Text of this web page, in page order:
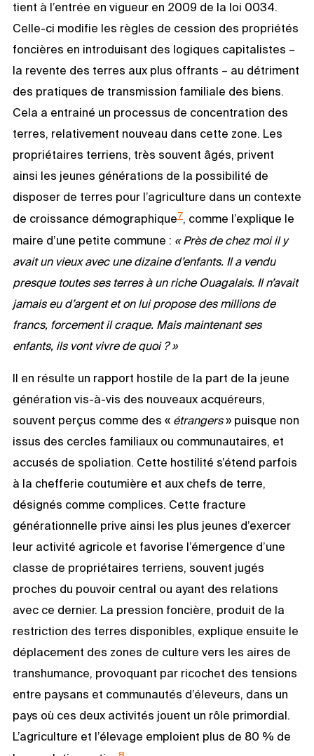
tient à l’entrée en vigueur en 2009 de la loi 0034.
Celle-ci modifie les règles de cession des propriétés
foncières en introduisant des logiques capitalistes –
la revente des terres aux plus offrants – au détriment
des pratiques de transmission familiale des biens.
Cela a entrainé un processus de concentration des
terres, relativement nouveau dans cette zone. Les
propriétaires terriens, très souvent âgés, privent
ainsi les jeunes générations de la possibilité de
disposer de terres pour l’agriculture dans un contexte
de croissance démographique7, comme l’explique le
maire d’une petite commune : « Près de chez moi il y
avait un vieux avec une dizaine d’enfants. Il a vendu
presque toutes ses terres à un riche Ouagalais. Il n’avait
jamais eu d’argent et on lui propose des millions de
francs, forcement il craque. Mais maintenant ses
enfants, ils vont vivre de quoi ? »
Il en résulte un rapport hostile de la part de la jeune
génération vis-à-vis des nouveaux acquéreurs,
souvent perçus comme des « étrangers» puisque non
issus des cercles familiaux ou communautaires, et
accusés de spoliation. Cette hostilité s’étend parfois
à la chefferie coutumière et aux chefs de terre,
désignés comme complices. Cette fracture
générationnelle prive ainsi les plus jeunes d’exercer
leur activité agricole et favorise l’émergence d’une
classe de propriétaires terriens, souvent jugés
proches du pouvoir central ou ayant des relations
avec ce dernier. La pression foncière, produit de la
restriction des terres disponibles, explique ensuite le
déplacement des zones de culture vers les aires de
transhumance, provoquant par ricochet des tensions
entre paysans et communautés d’éleveurs, dans un
pays où ces deux activités jouent un rôle primordial.
L’agriculture et l’élevage emploient plus de 80 % de